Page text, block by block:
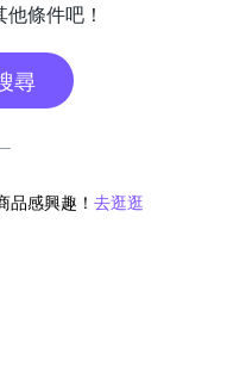
條件吧！
尋
感興趣！ 去逛逛